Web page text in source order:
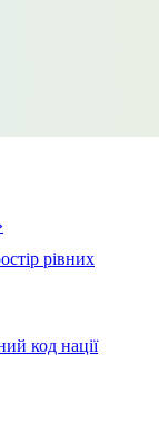
рівних
код нації